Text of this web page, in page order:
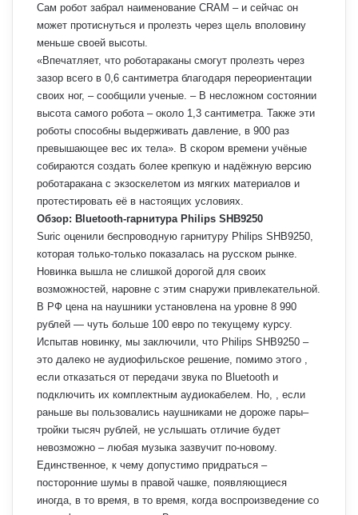
Сам робот забрал наименование CRAM – и сейчас он
может протиснуться и пролезть через щель вполовину
меньше своей высоты.
«Впечатляет, что роботараканы смогут пролезть через
зазор всего в 0,6 сантиметра благодаря переориентации
своих ног, – сообщили ученые. – В несложном состоянии
высота самого робота – около 1,3 сантиметра. Также эти
роботы способны выдерживать давление, в 900 раз
превышающее вес их тела». В скором времени учёные
собираются создать более крепкую и надёжную версию
роботаракана с экзоскелетом из мягких материалов и
протестировать её в настоящих условиях.
Обзор: Bluetooth-гарнитура Philips SHB9250
Suric оценили беспроводную гарнитуру Philips SHB9250,
которая только-только показалась на русском рынке.
Новинка вышла не слишкой дорогой для своих
возможностей, наровне с этим снаружи привлекательной.
В РФ цена на наушники установлена на уровне 8 990
рублей — чуть больше 100 евро по текущему курсу.
Испытав новинку, мы заключили, что Philips SHB9250 –
это далеко не аудиофильское решение, помимо этого ,
если отказаться от передачи звука по Bluetooth и
подключить их комплектным аудиокабелем. Но, , если
раньше вы пользовались наушниками не дороже пары–
тройки тысяч рублей, не услышать отличие будет
невозможно – любая музыка зазвучит по-новому.
Единственное, к чему допустимо придраться –
посторонние шумы в правой чашке, появляющиеся
иногда, в то время, в то время, когда воспроизведение со